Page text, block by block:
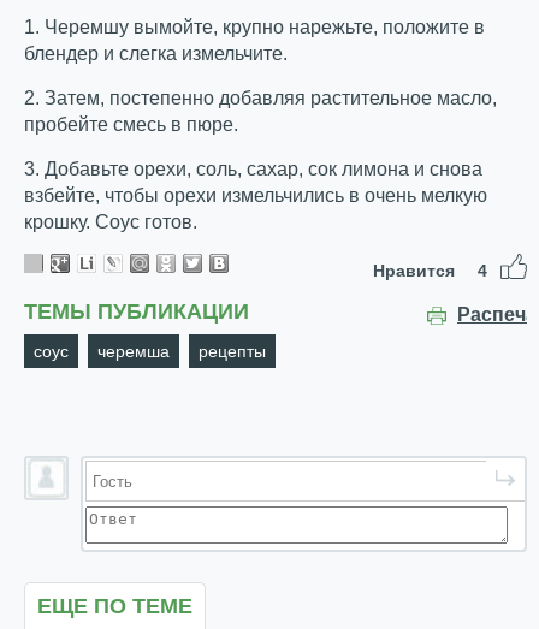
1. Черемшу вымойте, крупно нарежьте, положите в
блендер и слегка измельчите.
2. Затем, постепенно добавляя растительное масло,
пробейте смесь в пюре.
3. Добавьте орехи, соль, сахар, сок лимона и снова
взбейте, чтобы орехи измельчились в очень мелкую
крошку. Соус готов.
Нравится 4
ТЕМЫ ПУБЛИКАЦИИ
соус черемша рецепты
ЕЩЕ ПО ТЕМЕ